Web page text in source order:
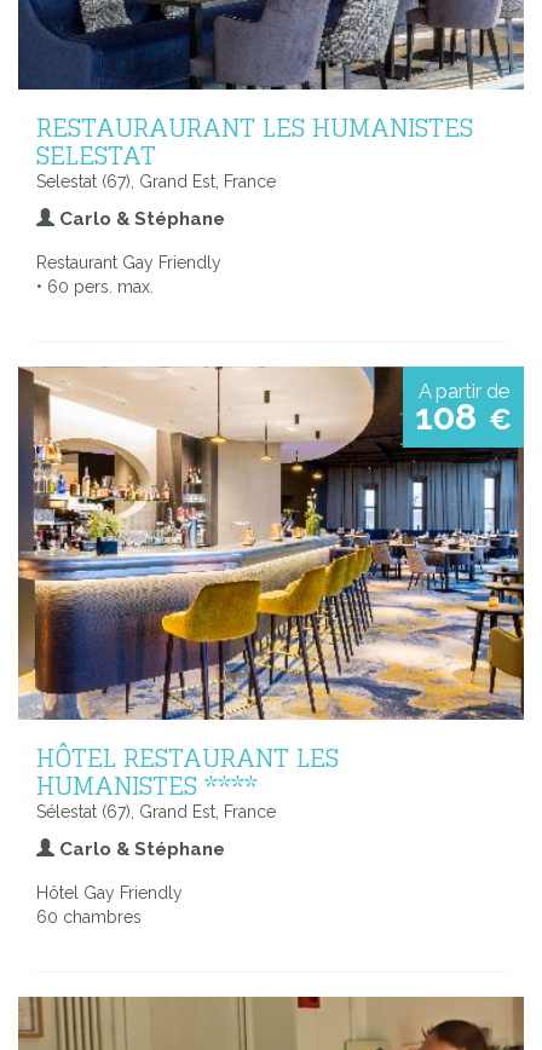
RESTAURAURANT LES HUMANISTES
SELESTAT
Selestat (67), Grand Est, France
Carlo & Stéphane
Restaurant Gay Friendly
• 60 pers. max.
A partir de
108 €
HÔTEL RESTAURANT LES
HUMANISTES ****
Sélestat (67), Grand Est, France
Carlo & Stéphane
Hôtel Gay Friendly
60 chambres